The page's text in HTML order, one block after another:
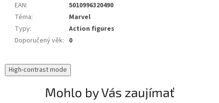
EAN:
5010996320490
Téma:
Marvel
Typy:
Action figures
Doporučený věk: 0
High-contrast mode
Mohlo by Vás zaujímať